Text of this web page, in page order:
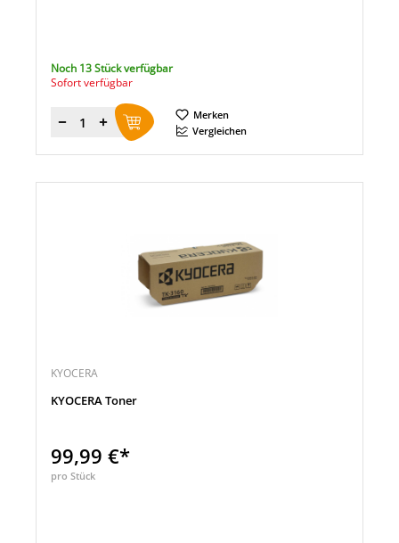
Noch 13 Stück verfügbar
Sofort verfügbar
Menge
Merken
Vergleichen
KYOCERA
KYOCERA Toner
99,99 €*
pro Stück